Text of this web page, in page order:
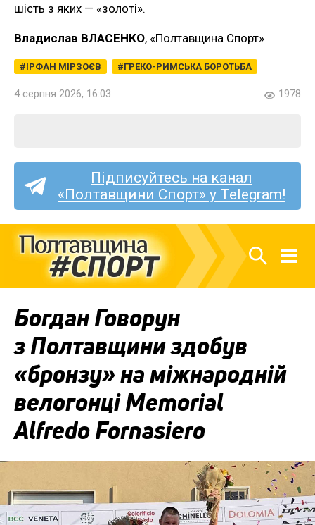
шість з яких — «золоті».
Владислав ВЛАСЕНКО, «Полтавщина Спорт»
ІРФАН МІРЗОЄВ ГРЕКО-РИМСЬКА БОРОТЬБА
4 серпня 2026, 16:03 1978
Підписуйтесь на канал
«Полтавщини Спорт» у Telegram!
Богдан Говорун
з Полтавщини здобув
«бронзу» на міжнародній
велогонці Memorial
Alfredo Fornasiero